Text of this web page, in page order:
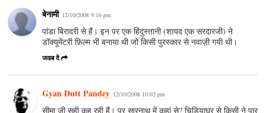
बेनामी 12/10/2008 9:16 pm
पांडा बिरादरी से हैं। इन पर एक हिंदुस्तानी (शायद एक सरदारजी) ने
डॉक्यूमेंटरी फ़िल्म भी बनाया थी जो किसी पुरस्कार से नवाज़ी गयी थी।
जवाब दें
Gyan Dutt Pandey 12/10/2008 10:02 pm
सीमा जी सही कह रही हैं। पर सारनाथ में कहां से? चिड़ियाघर से किसी ने पार